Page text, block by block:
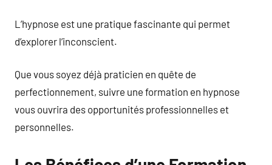
L’hypnose est une pratique fascinante qui permet
d’explorer l’inconscient.
Que vous soyez déjà praticien en quête de
perfectionnement, suivre une formation en hypnose
vous ouvrira des opportunités professionnelles et
personnelles.